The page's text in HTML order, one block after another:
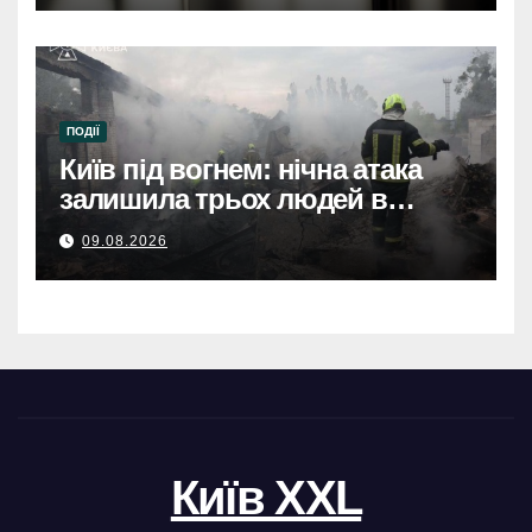
струмом вдарило 13-річну
дівчинку, стан важкий
ПОДІЇ
Київ під вогнем: нічна атака
залишила трьох людей в
лікарнях.
09.08.2026
Київ XXL